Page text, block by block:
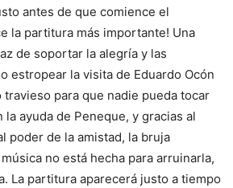
antes de que comience el
la partitura más importante! Una
de soportar la alegría y las
estropear la visita de Eduardo Ocón
travieso para que nadie pueda tocar
la ayuda de Peneque, y gracias al
poder de la amistad, la bruja
no está hecha para arruinarla,
La partitura aparecerá justo a tiempo